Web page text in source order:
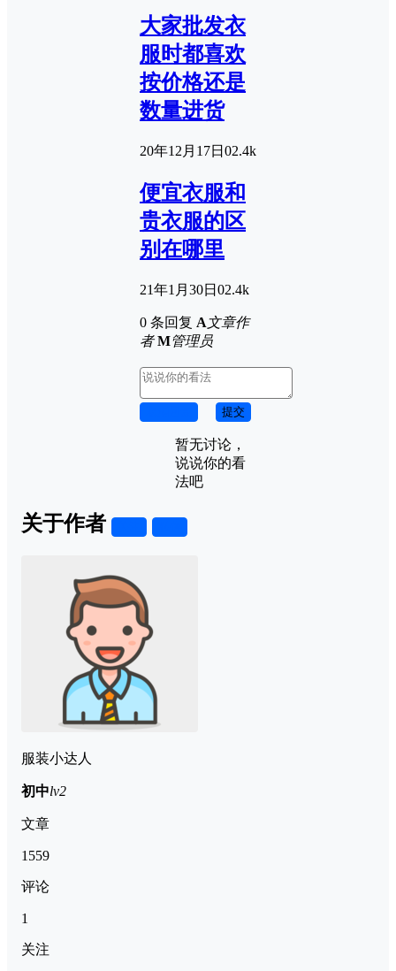
大家批发衣
服时都喜欢
按价格还是
数量进货
20年12月17日 02.4k
便宜衣服和
贵衣服的区
别在哪里
21年1月30日 02.4k
0 条回复 A文章作
者 M管理员
提交
暂无讨论，
说说你的看
法吧
关于作者
服装小达人
初中lv2
文章
1559
评论
1
关注